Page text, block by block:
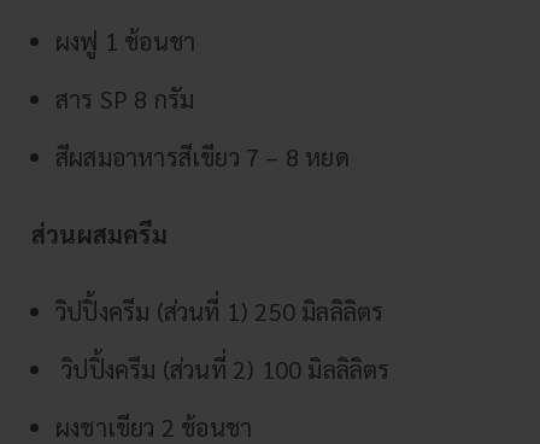
ผงฟู 1 ช้อนชา
สาร SP 8 กรัม
สีผสมอาหารสีเขียว 7 – 8 หยด
ส่วนผสมครีม
วิปปิ้งครีม (ส่วนที่ 1) 250 มิลลิลิตร
วิปปิ้งครีม (ส่วนที่ 2) 100 มิลลิลิตร
ผงชาเขียว 2 ช้อนชา